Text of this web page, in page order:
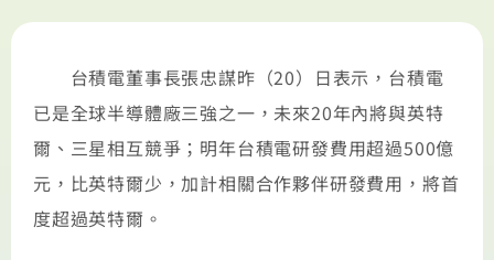
台積電董事長張忠謀昨（20）日表示，台積電
已是全球半導體廠三強之一，未來20年內將與英特
爾、三星相互競爭；明年台積電研發費用超過500億
元，比英特爾少，加計相關合作夥伴研發費用，將首
度超過英特爾。